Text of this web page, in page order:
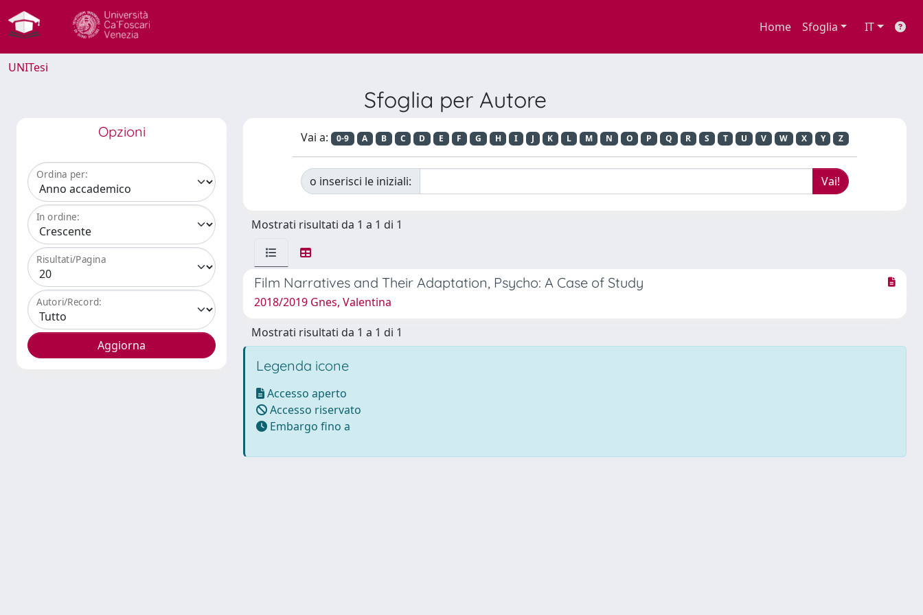
Home Sfoglia IT
UNITesi
Sfoglia per Autore
Opzioni
Ordina per:
In ordine:
Risultati/Pagina
Autori/Record:
Vai a: 0-9 A B C D E F G H I J K L M N O P Q R S T U V W X Y Z
o inserisci le iniziali:
Mostrati risultati da 1 a 1 di 1
Film Narratives and Their Adaptation, Psycho: A Case of Study
2018/2019 Gnes, Valentina
Mostrati risultati da 1 a 1 di 1
Legenda icone
Accesso aperto
Accesso riservato
Embargo fino a